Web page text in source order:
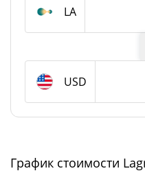
В обращении
Общее предложение
Максимальное
предложение
LA
USD
График стоимости